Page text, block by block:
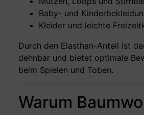
Baby- und
Kleider und leichte
Durch den Elasthan-Anteil ist
dehnbar und bietet optimale
beim Spielen und Toben.
Warum